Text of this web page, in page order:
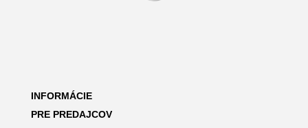
INFORMÁCIE
PRE PREDAJCOV